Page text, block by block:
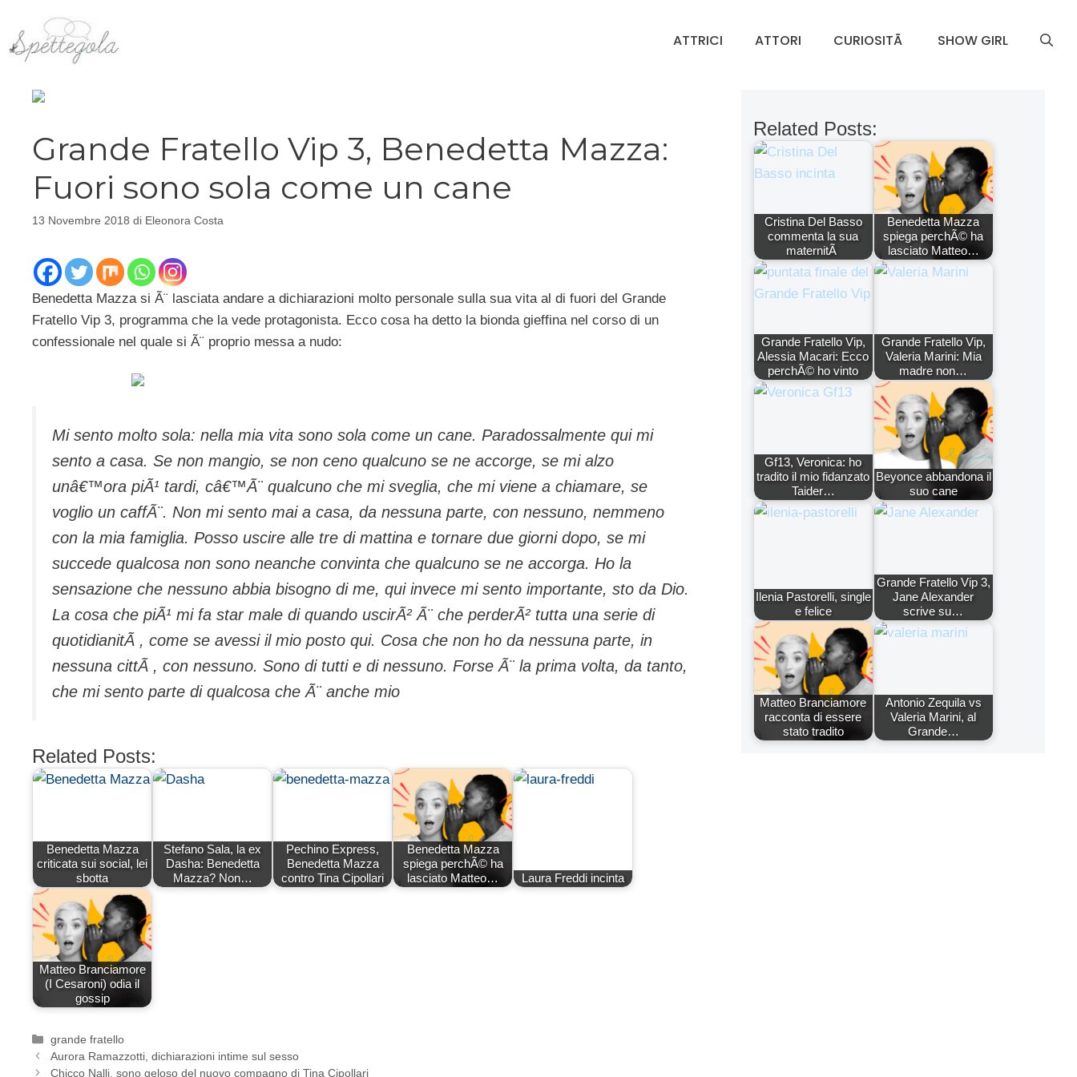
contenuto
ATTRICI ATTORI CURIOSITÃ SHOW GIRL
Grande Fratello Vip 3, Benedetta Mazza:
Fuori sono sola come un cane
13 Novembre 2018 di Eleonora Costa
Benedetta Mazza si Ã¨ lasciata andare a dichiarazioni molto personale sulla sua vita al di fuori del Grande
Fratello Vip 3, programma che la vede protagonista. Ecco cosa ha detto la bionda gieffina nel corso di un
confessionale nel quale si Ã¨ proprio messa a nudo:
Mi sento molto sola: nella mia vita sono sola come un cane. Paradossalmente qui mi
sento a casa. Se non mangio, se non ceno qualcuno se ne accorge, se mi alzo
unâ€™ora piÃ¹ tardi, câ€™Ã¨ qualcuno che mi sveglia, che mi viene a chiamare, se
voglio un caffÃ¨. Non mi sento mai a casa, da nessuna parte, con nessuno, nemmeno
con la mia famiglia. Posso uscire alle tre di mattina e tornare due giorni dopo, se mi
succede qualcosa non sono neanche convinta che qualcuno se ne accorga. Ho la
sensazione che nessuno abbia bisogno di me, qui invece mi sento importante, sto da Dio.
La cosa che piÃ¹ mi fa star male di quando uscirÃ² Ã¨ che perderÃ² tutta una serie di
quotidianitÃ , come se avessi il mio posto qui. Cosa che non ho da nessuna parte, in
nessuna cittÃ , con nessuno. Sono di tutti e di nessuno. Forse Ã¨ la prima volta, da tanto,
che mi sento parte di qualcosa che Ã¨ anche mio
Related Posts:
Benedetta Mazza
criticata sui social, lei
sbotta
Stefano Sala, la ex
Dasha: Benedetta
Mazza? Non…
Pechino Express,
Benedetta Mazza
contro Tina Cipollari
Benedetta Mazza
spiega perchÃ© ha
lasciato Matteo…
Laura Freddi incinta
Matteo Branciamore
(I Cesaroni) odia il
gossip
Categorie
grande fratello
Aurora Ramazzotti, dichiarazioni intime sul sesso
Chicco Nalli, sono geloso del nuovo compagno di Tina Cipollari
Related Posts:
Cristina Del Basso
commenta la sua
maternitÃ
Benedetta Mazza
spiega perchÃ© ha
lasciato Matteo…
Grande Fratello Vip,
Alessia Macari: Ecco
perchÃ© ho vinto
Grande Fratello Vip,
Valeria Marini: Mia
madre non…
Gf13, Veronica: ho
tradito il mio fidanzato
Taider…
Beyonce abbandona il
suo cane
Ilenia Pastorelli, single
e felice
Grande Fratello Vip 3,
Jane Alexander
scrive su…
Matteo Branciamore
racconta di essere
stato tradito
Antonio Zequila vs
Valeria Marini, al
Grande…